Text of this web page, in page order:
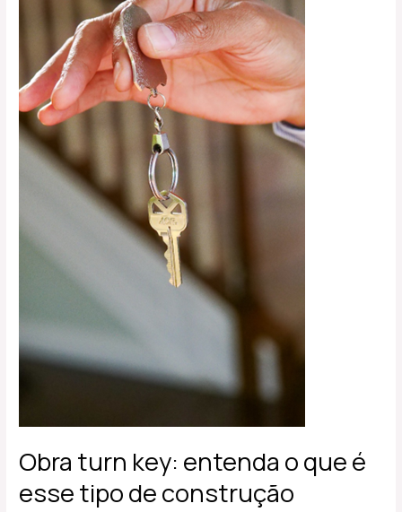
Obra turn key: entenda o que é
esse tipo de construção
esse
tipo
de
construção